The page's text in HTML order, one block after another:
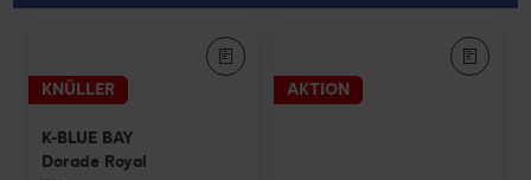
KNÜLLER
K-BLUE BAY
Dorade Royal
AKTION